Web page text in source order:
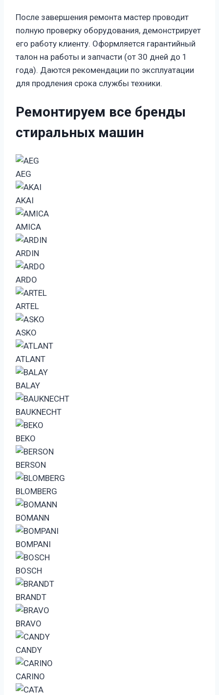
После завершения ремонта мастер проводит
полную проверку оборудования, демонстрирует
его работу клиенту. Оформляется гарантийный
талон на работы и запчасти (от 30 дней до 1
года). Даются рекомендации по эксплуатации
для продления срока службы техники.
Ремонтируем все бренды
стиральных машин
AEG
AKAI
AMICA
ARDIN
ARDO
ARTEL
ASKO
ATLANT
BALAY
BAUKNECHT
BEKO
BERSON
BLOMBERG
BOMANN
BOMPANI
BOSCH
BRANDT
BRAVO
CANDY
CARINO